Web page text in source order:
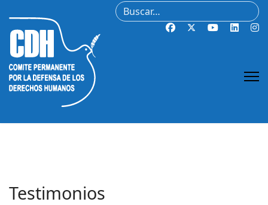
Buscar
Testimonios